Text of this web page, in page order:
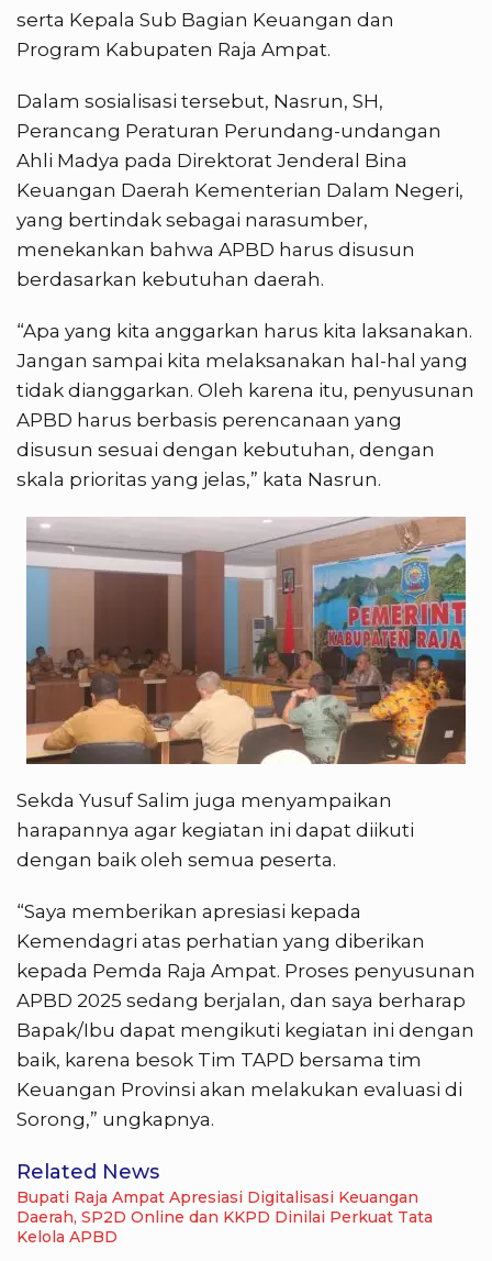
serta Kepala Sub Bagian Keuangan dan
Program Kabupaten Raja Ampat.
Dalam sosialisasi tersebut, Nasrun, SH,
Perancang Peraturan Perundang-undangan
Ahli Madya pada Direktorat Jenderal Bina
Keuangan Daerah Kementerian Dalam Negeri,
yang bertindak sebagai narasumber,
menekankan bahwa APBD harus disusun
berdasarkan kebutuhan daerah.
“Apa yang kita anggarkan harus kita laksanakan.
Jangan sampai kita melaksanakan hal-hal yang
tidak dianggarkan. Oleh karena itu, penyusunan
APBD harus berbasis perencanaan yang
disusun sesuai dengan kebutuhan, dengan
skala prioritas yang jelas,” kata Nasrun.
Sekda Yusuf Salim juga menyampaikan
harapannya agar kegiatan ini dapat diikuti
dengan baik oleh semua peserta.
“Saya memberikan apresiasi kepada
Kemendagri atas perhatian yang diberikan
kepada Pemda Raja Ampat. Proses penyusunan
APBD 2025 sedang berjalan, dan saya berharap
Bapak/Ibu dapat mengikuti kegiatan ini dengan
baik, karena besok Tim TAPD bersama tim
Keuangan Provinsi akan melakukan evaluasi di
Sorong,” ungkapnya.
Related News
Bupati Raja Ampat Apresiasi Digitalisasi Keuangan
Daerah, SP2D Online dan KKPD Dinilai Perkuat Tata
Kelola APBD